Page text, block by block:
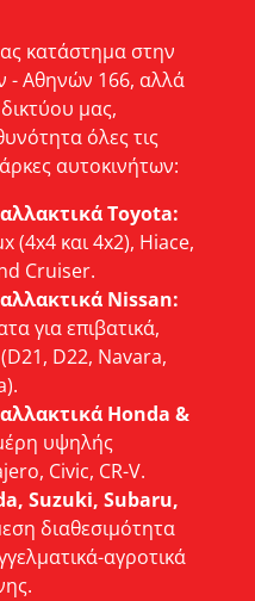
κατάστημα στην
- Αθηνών 166, αλλά
μας,
όλες τις
αυτοκινήτων:
Toyota:
(4x4 και 4x2), Hiace,
Cruiser.
Nissan:
για επιβατικά,
D22, Navara,
Honda &
υψηλής
Civic, CR-V.
Suzuki, Subaru,
διαθεσιμότητα
αγροτικά